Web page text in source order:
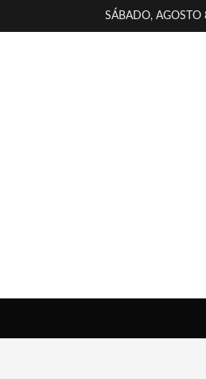
SÁBADO, AGOSTO